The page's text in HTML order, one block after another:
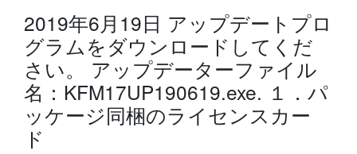
2019年6月19日 アップデートプロ
グラムをダウンロードしてくだ
さい。 アップデーターファイル
名：KFM17UP190619.exe. １．パ
ッケージ同梱のライセンスカー
ド